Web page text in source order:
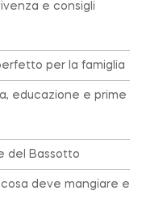
e consigli
per la famiglia
educazione e prime
del Bassotto
deve mangiare e